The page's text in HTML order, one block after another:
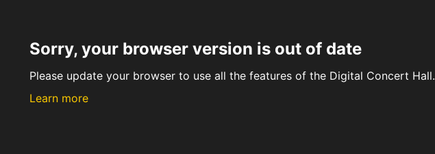
Sorry, your browser version is out of date
Please update your browser to use all the features of the Digital Concert Hall.
Learn more